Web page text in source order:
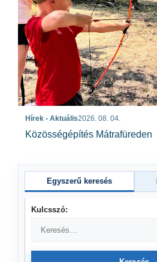
Hírek - Aktuális2026. 08. 04.
Közösségépítés Mátrafüreden
Egyszerű keresés
Kulcsszó: